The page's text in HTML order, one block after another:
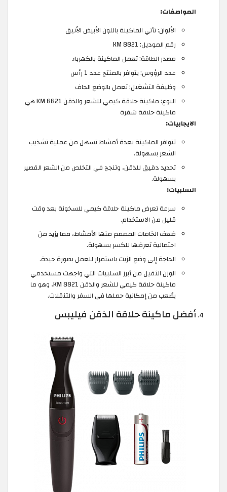
المواصفات:
الألوان: تأتي الماكينة باللون الأبيض الأنيق
رقم الموديل: KM 8821
مصدر الطاقة: تعمل الماكينة بالكهرباء
عدد الرؤوس: يتوافر بالمنتج عدد 1 رأس
وظيفة التشغيل: تعمل بالوضع الجاف
النوع: ماكينة حلاقة كيمي للشعر والذقن KM 8821 هي
ماكينة حلاقة شفرة
الايجابيات:
تتوافر الماكينة بعدة أمشاط تسهل من عملية تشذيب
الشعر بسهولة.
تحديد دقيق للذقن، وتنجح في التخلص من الشعر القصير
بسهولة.
السلبيات:
سرعة تعرض ماكينة حلاقة كيمي للسخونة بعد وقت
قليل من الاستخدام.
ضعف الخامات المصمم منها الأمشاط، مما يزيد من
احتمالية تعرضها للكسر بسهولة.
الحاجة إلى وضع الزيت باستمرار للعمل بصورة جيدة.
الوزن الثقيل من أبرز السلبيات التي واجهت مستخدمي
ماكينة حلاقة كيمي للشعر والذقن KM 8821، وهو ما
يصُعب من إمكانية حملها في السفر والتنقلات.
أفضل ماكينة حلاقة الذقن فيليبس